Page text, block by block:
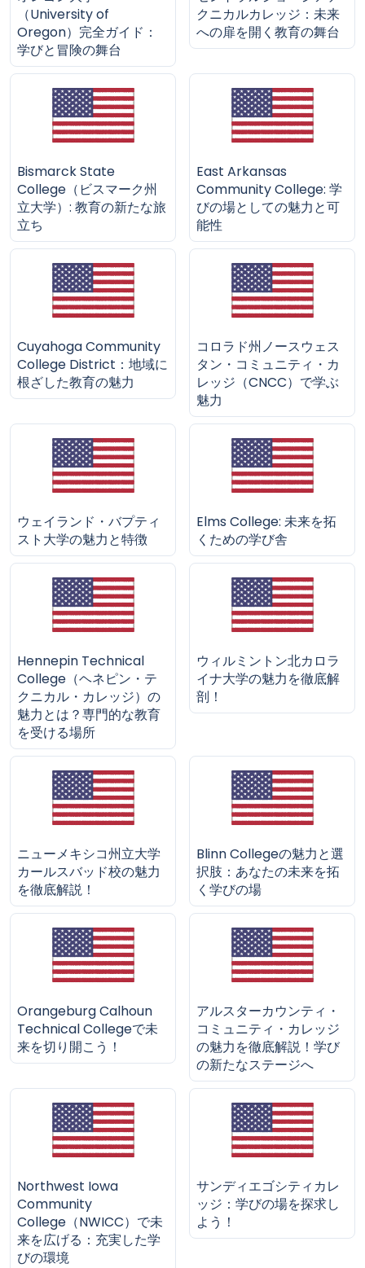
（University of
Oregon）完全ガイド：
学びと冒険の舞台
クニカルカレッジ：未来
への扉を開く教育の舞台
Bismarck State
College（ビスマーク州
立大学）: 教育の新たな旅
立ち
East Arkansas
Community College: 学
びの場としての魅力と可
能性
Cuyahoga Community
College District：地域に
根ざした教育の魅力
コロラド州ノースウェス
タン・コミュニティ・カ
レッジ（CNCC）で学ぶ
魅力
ウェイランド・バプティ
スト大学の魅力と特徴
Elms College: 未来を拓
くための学び舎
Hennepin Technical
College（ヘネピン・テ
クニカル・カレッジ）の
魅力とは？専門的な教育
を受ける場所
ウィルミントン北カロラ
イナ大学の魅力を徹底解
剖！
ニューメキシコ州立大学
カールスバッド校の魅力
を徹底解説！
Blinn Collegeの魅力と選
択肢：あなたの未来を拓
く学びの場
Orangeburg Calhoun
Technical Collegeで未
来を切り開こう！
アルスターカウンティ・
コミュニティ・カレッジ
の魅力を徹底解説！学び
の新たなステージへ
Northwest Iowa
Community
College（NWICC）で未
来を広げる：充実した学
びの環境
サンディエゴシティカレ
ッジ：学びの場を探求し
よう！